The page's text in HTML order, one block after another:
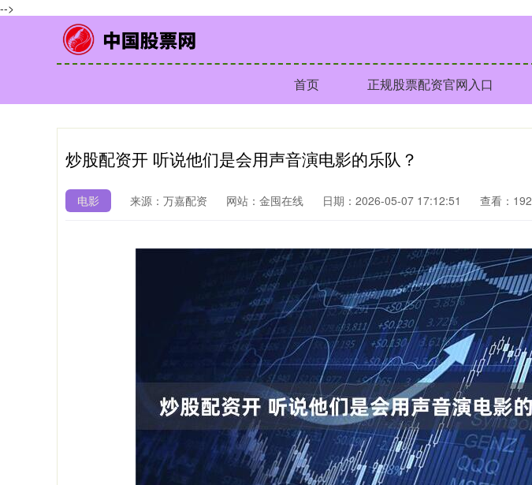
-->
首页 正规股票配资官网入口
炒股配资开 听说他们是会用声音演电影的乐队？
电影 来源：万嘉配资 网站：金囤在线 日期：2026-05-07 17:12:51 查看：192